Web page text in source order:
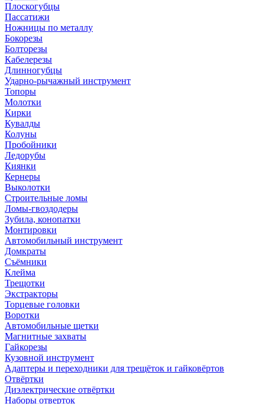
Плоскогубцы
Пассатижи
Ножницы по металлу
Бокорезы
Болторезы
Кабелерезы
Длинногубцы
Ударно-рычажный инструмент
Топоры
Молотки
Кирки
Кувалды
Колуны
Пробойники
Ледорубы
Киянки
Кернеры
Выколотки
Строительные ломы
Ломы-гвоздодеры
Зубила, конопатки
Монтировки
Автомобильный инструмент
Домкраты
Съёмники
Клейма
Трещотки
Экстракторы
Торцевые головки
Воротки
Автомобильные щетки
Магнитные захваты
Гайкорезы
Кузовной инструмент
Адаптеры и переходники для трещёток и гайковёртов
Отвёртки
Диэлектрические отвёртки
Наборы отверток